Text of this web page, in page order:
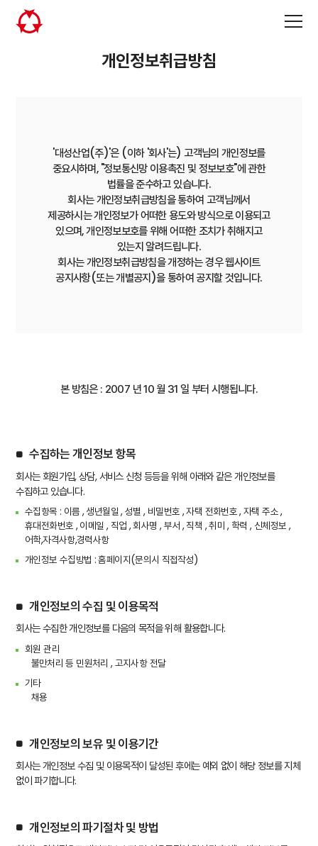
개인정보취급방침
'대성산업(주)'은 (이하 '회사'는) 고객님의 개인정보를
중요시하며, "정보통신망 이용촉진 및 정보보호"에 관한
법률을 준수하고 있습니다.
회사는 개인정보취급방침을 통하여 고객님께서
제공하시는 개인정보가 어떠한 용도와 방식으로 이용되고
있으며, 개인정보보호를 위해 어떠한 조치가 취해지고
있는지 알려드립니다.
회사는 개인정보취급방침을 개정하는 경우 웹사이트
공지사항(또는 개별공지)을 통하여 공지할 것입니다.
본 방침은 : 2007 년 10 월 31 일 부터 시행됩니다.
수집하는 개인정보 항목
회사는 회원가입, 상담, 서비스 신청 등등을 위해 아래와 같은 개인정보를
수집하고 있습니다.
수집항목 : 이름 , 생년월일 , 성별 , 비밀번호 , 자택 전화번호 , 자택 주소 ,
휴대전화번호 , 이메일 , 직업 , 회사명 , 부서 , 직책 , 취미 , 학력 , 신체정보 ,
어학,자격사항,경력사항
개인정보 수집방법 : 홈페이지(문의시 직접작성)
개인정보의 수집 및 이용목적
회사는 수집한 개인정보를 다음의 목적을 위해 활용합니다.
회원 관리
불만처리 등 민원처리 , 고지사항 전달
기타
채용
개인정보의 보유 및 이용기간
회사는 개인정보 수집 및 이용목적이 달성된 후에는 예외 없이 해당 정보를 지체
없이 파기합니다.
개인정보의 파기절차 및 방법